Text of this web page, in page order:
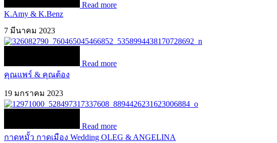
Read more
K.Amy & K.Benz
7 มีนาคม 2023
Read more
คุณแพร์ & คุณต้อง
19 มกราคม 2023
Read more
กาดหมั้ว กาดเมือง Wedding OLEG & ANGELINA